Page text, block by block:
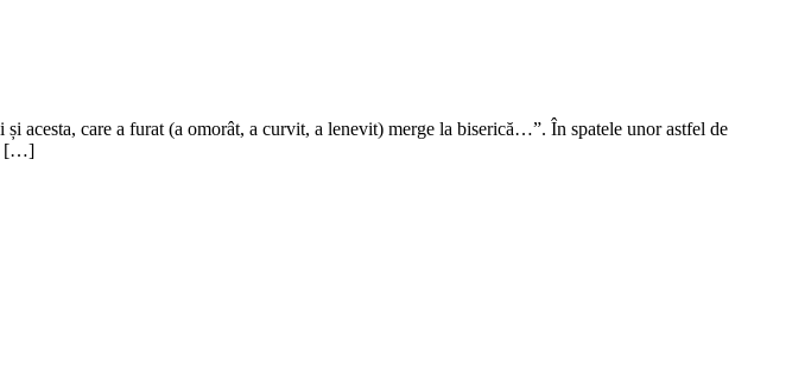
acesta, care a furat (a omorât, a curvit, a lenevit) merge la biserică…”. În spatele unor astfel de
[…]